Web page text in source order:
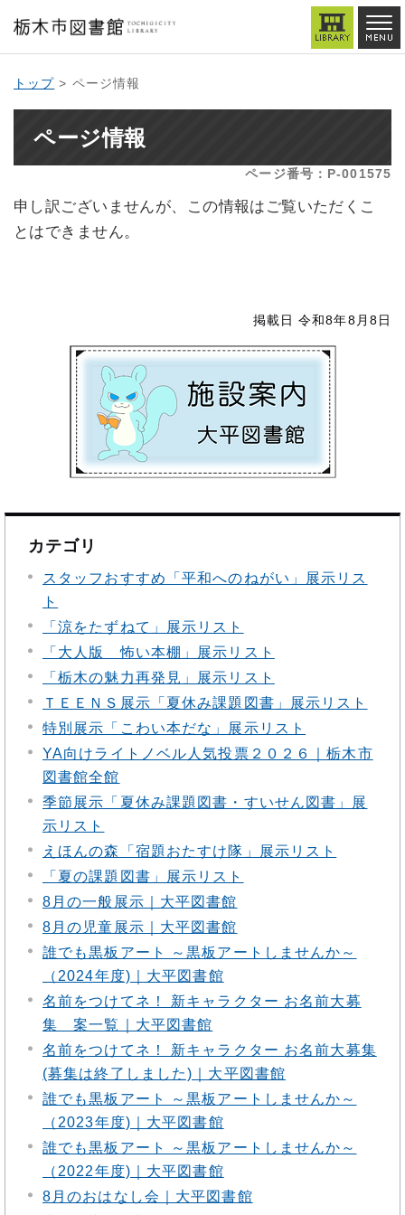
トップ > ページ情報
ページ情報
ページ番号：P-001575
申し訳ございませんが、この情報はご覧いただくこ
とはできません。
掲載日 令和8年8月8日
カテゴリ
スタッフおすすめ「平和へのねがい」展示リス
ト
「涼をたずねて」展示リスト
「大人版 怖い本棚」展示リスト
「栃木の魅力再発見」展示リスト
ＴＥＥＮＳ展示「夏休み課題図書」展示リスト
特別展示「こわい本だな」展示リスト
YA向けライトノベル人気投票２０２６｜栃木市
図書館全館
季節展示「夏休み課題図書・すいせん図書」展
示リスト
えほんの森「宿題おたすけ隊」展示リスト
「夏の課題図書」展示リスト
8月の一般展示｜大平図書館
8月の児童展示｜大平図書館
誰でも黒板アート ～黒板アートしませんか～
（2024年度)｜大平図書館
名前をつけてネ！ 新キャラクター お名前大募
集 案一覧｜大平図書館
名前をつけてネ！ 新キャラクター お名前大募集
(募集は終了しました)｜大平図書館
誰でも黒板アート ～黒板アートしませんか～
（2023年度)｜大平図書館
誰でも黒板アート ～黒板アートしませんか～
（2022年度)｜大平図書館
8月のおはなし会｜大平図書館